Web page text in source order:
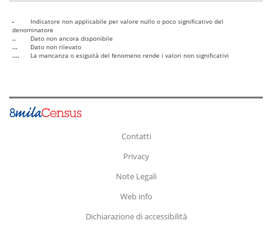
-
Indicatore non applicabile per valore nullo o poco significativo del
denominatore
..
Dato non ancora disponibile
...
Dato non rilevato
....
La mancanza o esiguità del fenomeno rende i valori non significativi
Contatti
Privacy
Note Legali
Web info
Dichiarazione di accessibilità